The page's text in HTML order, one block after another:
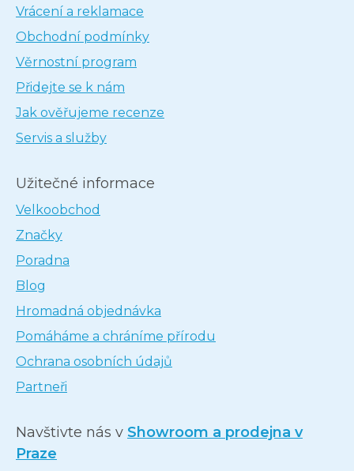
Vrácení a reklamace
Obchodní podmínky
Věrnostní program
Přidejte se k nám
Jak ověřujeme recenze
Servis a služby
Užitečné informace
Velkoobchod
Značky
Poradna
Blog
Hromadná objednávka
Pomáháme a chráníme přírodu
Ochrana osobních údajů
Partneři
Navštivte nás v Showroom a prodejna v
Praze